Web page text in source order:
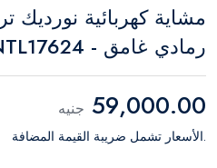
رمادي غامق - NTL17624
59,000.00 جنيه
.الأسعار تشمل ضريبة القيمة المضافة